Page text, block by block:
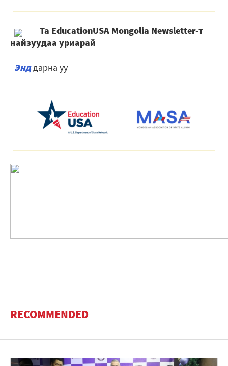
Та EducationUSA Mongolia Newsletter-т
найзуудаа уриарай
Энддарна уу
RECOMMENDED